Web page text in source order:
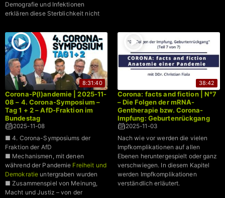
Demografie und Infektionen
erklären diese Sterblichkeit nicht
■ Impfquote ist der stärkste
statistische Prädiktor für den
Anstieg
8:31:40
Corona-P(l)andemie | 2025-11-
08 – 4. Corona-Symposium –
Tag 1 + 2 – AfD-Fraktion im
Bundestag
2025-11-08
■ 4. Corona-Symposiums der
Fraktion der AfD
■ Mechanismen, mit denen
während der Pandemie Freiheit und
Demokratie untergraben wurden
■ Zusammenspiel von Meinung,
Macht und Justiz – von der
38:42
Corona: facts and fiction | N°7
– Die Folgen der mRNA-
Gentherapie bzw. Corona-
Impfung: Geburtenrückgang
2025-11-03
Nach wie vor werden die vielen
Impfkomplikationen auf allen
Ebenen heruntergespielt oder ganz
verschwiegen. In diesem Kapitel
werden Impfkomplikationen
verständlich erläutert.